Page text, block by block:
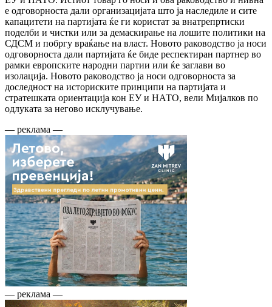
е одговорноста дали организацијата што ја наследиле и сите
капацитети на партијата ќе ги користат за внатрепртиски
поделби и чистки или за демаскирање на лошите политики на
СДСМ и побргу враќање на власт. Новото раководство ја носи
одговорноста дали партијата ќе биде респектиран партнер во
рамки европските народни партии или ќе заглави во
изолација. Новото раководство ја носи одговорноста за
доследност на историските принципи на партијата и
стратешката ориентација кон ЕУ и НАТО, вели Мијалков по
одлуката за негово исклучување.
— реклама —
— реклама —